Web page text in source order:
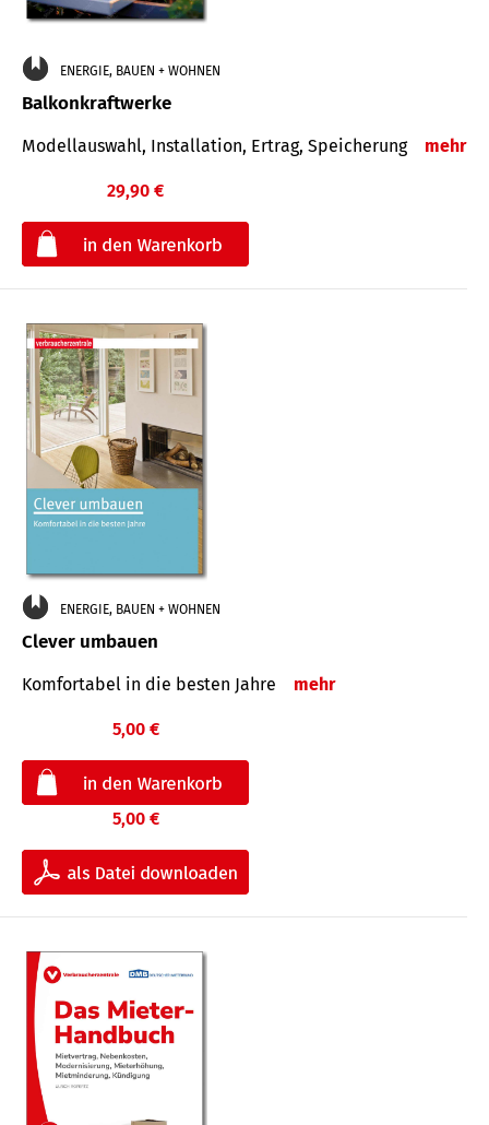
ENERGIE, BAUEN + WOHNEN
Balkonkraftwerke
Modellauswahl, Installation, Ertrag, Speicherung mehr
29,90 €
ENERGIE, BAUEN + WOHNEN
Clever umbauen
Komfortabel in die besten Jahre mehr
5,00 €
5,00 €